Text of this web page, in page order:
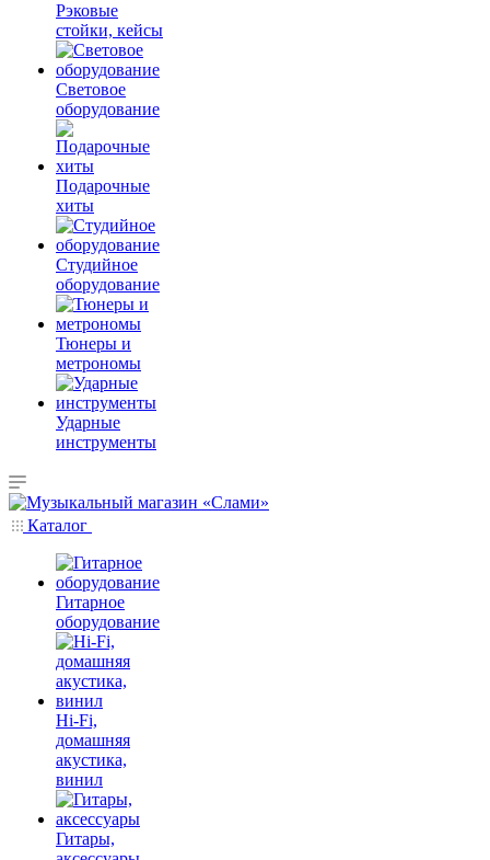
Рэковые
стойки, кейсы
Световое
оборудование
Подарочные
хиты
Студийное
оборудование
Тюнеры и
метрономы
Ударные
инструменты
Каталог
Гитарное
оборудование
Hi-Fi,
домашняя
акустика,
винил
Гитары,